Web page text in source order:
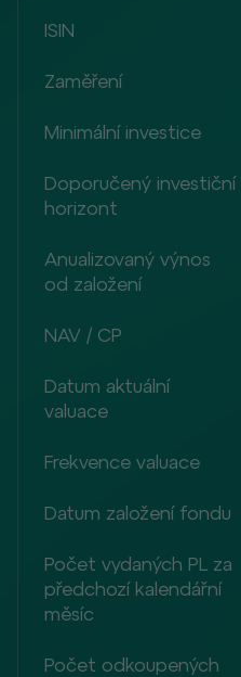
ISIN
Zaměření
Minimální investice
Doporučený investiční
horizont
Anualizovaný výnos
od založení
NAV / CP
Datum aktuální
valuace
Frekvence valuace
Datum založení fondu
Počet vydaných PL za
předchozí kalendářní
měsíc
Počet odkoupených